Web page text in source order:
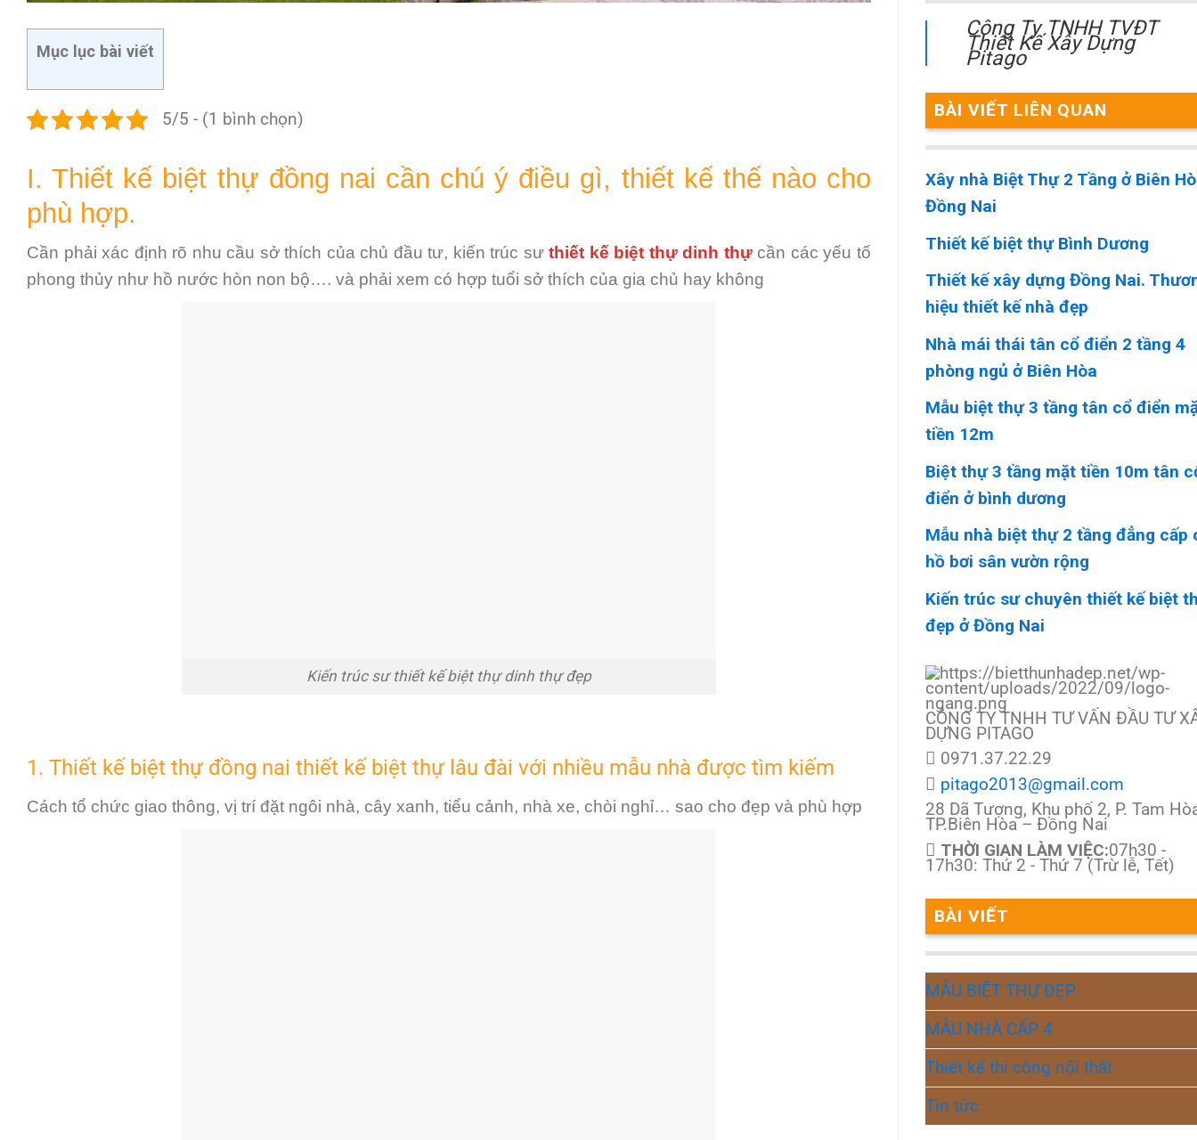
Mục lục bài viết
5/5 - (1 bình chọn)
I. Thiết kế biệt thự đồng nai cần chú ý điều gì, thiết kế thế nào cho
phù hợp.
Cần phải xác định rõ nhu cầu sở thích của chủ đầu tư, kiến trúc sư thiết kế biệt thự dinh thựcần các yếu tố
phong thủy như hồ nước hòn non bộ…. và phải xem có hợp tuổi sở thích của gia chủ hay không
Kiến trúc sư thiết kế biệt thự dinh thự đẹp
1. Thiết kế biệt thự đồng nai thiết kế biệt thự lâu đài với nhiều mẫu nhà được tìm kiếm
Cách tổ chức giao thông, vị trí đặt ngôi nhà, cây xanh, tiểu cảnh, nhà xe, chòi nghỉ… sao cho đẹp và phù hợp
Công Ty TNHH TVĐT
Thiết Kế Xây Dựng
Pitago
BÀI VIẾT LIÊN QUAN
Xây nhà Biệt Thự 2 Tầng ở Biên
Đồng Nai
Thiết kế biệt thự Bình Dương
Thiết kế xây dựng Đồng Nai.
hiệu thiết kế nhà đẹp
Nhà mái thái tân cổ điển 2 tầng 4
phòng ngủ ở Biên Hòa
Mẫu biệt thự 3 tầng tân cổ điển
tiền 12m
Biệt thự 3 tầng mặt tiền 10m tân
điển ở bình dương
Mẫu nhà biệt thự 2 tầng đẳng cấp
hồ bơi sân vườn rộng
Kiến trúc sư chuyên thiết kế biệt
đẹp ở Đồng Nai
CÔNG TY TNHH TƯ VẤN ĐẦU TƯ
DỰNG PITAGO
0971.37.22.29
pitago2013@gmail.com
28 Dã Tượng, Khu phố 2, P. Tam
TP.Biên Hòa – Đồng Nai
THỜI GIAN LÀM VIỆC:07h30 -
17h30: Thứ 2 - Thứ 7 (Trừ lễ, Tết)
BÀI VIẾT
MẪU BIỆT THỰ ĐẸP
MẪU NHÀ CẤP 4
Thiết kế thi công nội thất
Tin tức